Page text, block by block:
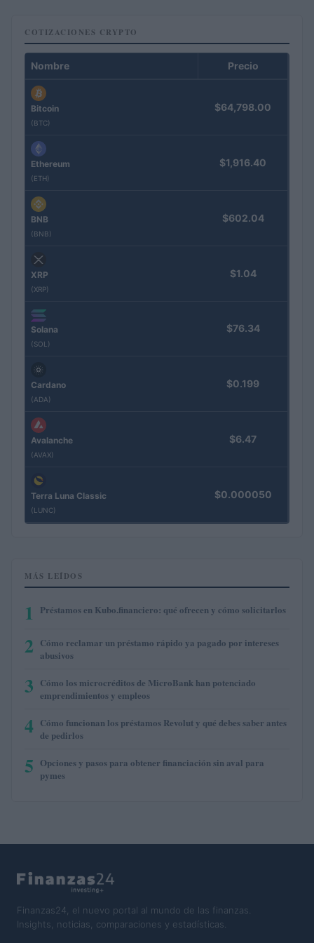
COTIZACIONES CRYPTO
Nombre Precio
Bitcoin
(BTC)
$64,798.00
Ethereum
(ETH)
$1,916.40
BNB
(BNB)
$602.04
XRP
(XRP)
$1.04
Solana
(SOL)
$76.34
Cardano
(ADA)
$0.199
Avalanche
(AVAX)
$6.47
Terra Luna Classic
(LUNC)
$0.000050
MÁS LEÍDOS
1 Préstamos en Kubo.financiero: qué ofrecen y cómo solicitarlos
2 Cómo reclamar un préstamo rápido ya pagado por intereses
abusivos
3 Cómo los microcréditos de MicroBank han potenciado
emprendimientos y empleos
4 Cómo funcionan los préstamos Revolut y qué debes saber antes
de pedirlos
5 Opciones y pasos para obtener financiación sin aval para
pymes
Finanzas24, el nuevo portal al mundo de las finanzas.
Insights, noticias, comparaciones y estadísticas.